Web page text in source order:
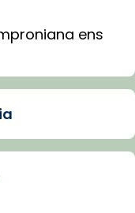
ens
Tortosa, ha